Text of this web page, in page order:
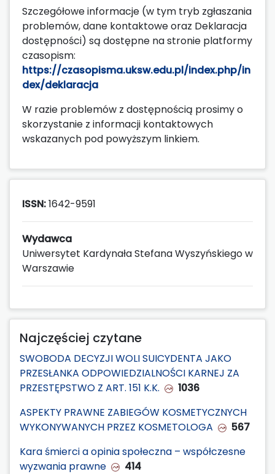
Szczegółowe informacje (w tym tryb zgłaszania
problemów, dane kontaktowe oraz Deklaracja
dostępności) są dostępne na stronie platformy
czasopism:
https://czasopisma.uksw.edu.pl/index.php/in
dex/deklaracja
W razie problemów z dostępnością prosimy o
skorzystanie z informacji kontaktowych
wskazanych pod powyższym linkiem.
ISSN:1642-9591
Wydawca
Uniwersytet Kardynała Stefana Wyszyńskiego w
Warszawie
Najczęściej czytane
SWOBODA DECYZJI WOLI SUICYDENTA JAKO
PRZESŁANKA ODPOWIEDZIALNOŚCI KARNEJ ZA
PRZESTĘPSTWO Z ART. 151 K.K.
1036
ASPEKTY PRAWNE ZABIEGÓW KOSMETYCZNYCH
WYKONYWANYCH PRZEZ KOSMETOLOGA
567
Kara śmierci a opinia społeczna – współczesne
wyzwania prawne
414